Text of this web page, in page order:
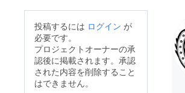
投稿するには ログイン が
必要です。
プロジェクトオーナーの承
認後に掲載されます。承認
された内容を削除すること
はできません。